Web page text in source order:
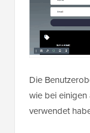
Die
wie bei
verwendet